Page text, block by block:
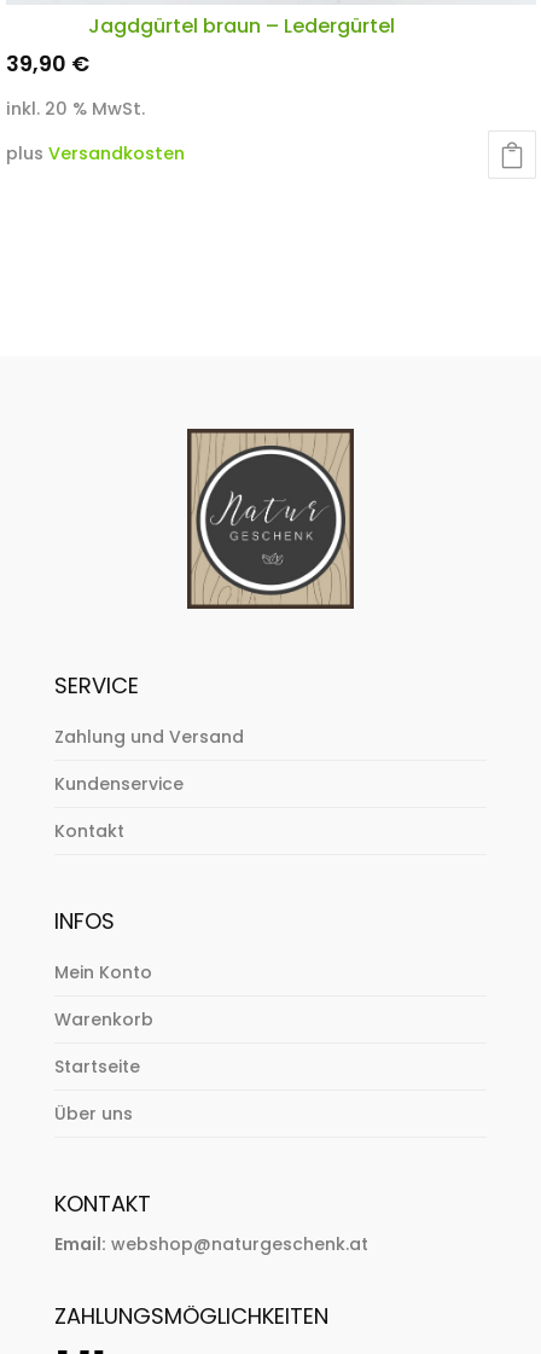
Jagdgürtel braun – Ledergürtel
39,90 €
inkl. 20 % MwSt.
plus Versandkosten
SERVICE
Zahlung und Versand
Kundenservice
Kontakt
INFOS
Mein Konto
Warenkorb
Startseite
Über uns
KONTAKT
Email: webshop@naturgeschenk.at
ZAHLUNGSMÖGLICHKEITEN